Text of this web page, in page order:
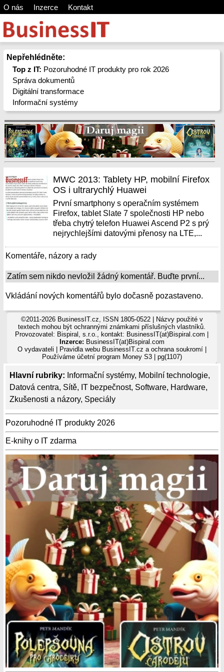
O nás Inzerce Kontakt
Nepřehlédněte:
Top z IT: Pozoruhodné IT produkty pro rok 2026
Správa dokumentů
Digitální transformace
Informační systémy
Hlavní rubriky: Informační systémy, Mobilní technologie,
Datová centra, Sítě, IT bezpečnost, Software, Hardware,
Zkušenosti a názory, Speciály
Pozoruhodné IT produkty 2026
E-knihy o IT zdarma
MWC 2013: Tablety HP, mobilní Firefox
OS i ultrarychlý Huawei
První smartphony s operačním systémem
Firefox, tablet Slate 7 společnosti HP nebo
třeba chytrý telefon Huawei Ascend P2 s prý
nejrychlejšími datovými přenosy na LTE,...
Komentáře, názory a rady
Zatím sem nikdo nevložil žádný komentář. Buďte první...
Vkládání nových komentářů bylo dočasně pozastaveno.
©2011-2026 BusinessIT.cz, ISSN 1805-0522 | Názvy použité v
textech mohou být ochrannými známkami příslušných vlastníků.
Provozovatel: Bispiral, s.r.o., kontakt: BusinessIT(at)Bispiral.com |
Inzerce: BusinessIT(at)Bispiral.com
O vydavateli
Pravidla webu BusinessIT.cz a ochrana soukromí|
Používáme účetní program Money S3| pg(1107)